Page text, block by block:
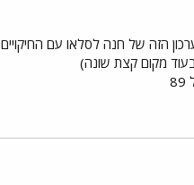
הזה של חנה לסלאו עם החיקויים
מקום קצת שונה)